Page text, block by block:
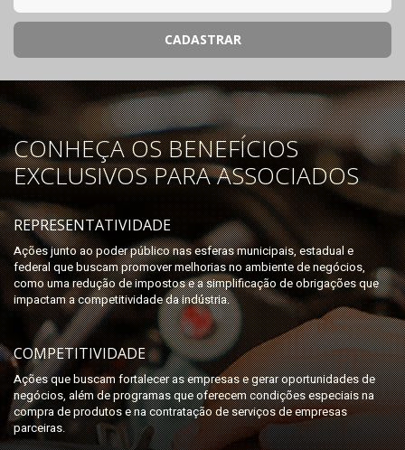
CONHEÇA OS BENEFÍCIOS
EXCLUSIVOS PARA ASSOCIADOS
REPRESENTATIVIDADE
Ações junto ao poder público nas esferas municipais, estadual e
federal que buscam promover melhorias no ambiente de negócios,
como uma redução de impostos e a simplificação de obrigações que
impactam a competitividade da indústria.
COMPETITIVIDADE
Ações que buscam fortalecer as empresas e gerar oportunidades de
negócios, além de programas que oferecem condições especiais na
compra de produtos e na contratação de serviços de empresas
parceiras.